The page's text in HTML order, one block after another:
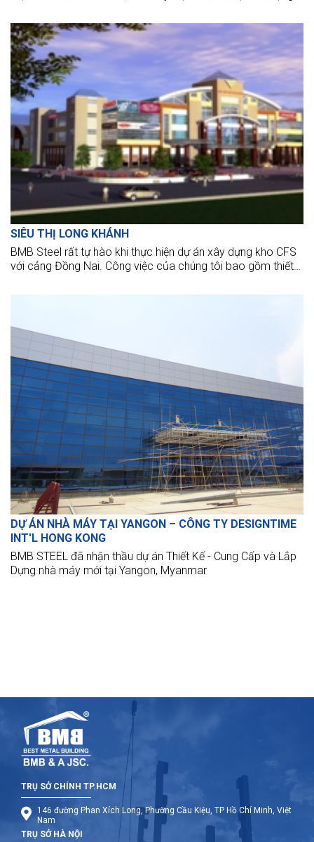
SIÊU THỊ LONG KHÁNH
BMB Steel rất tự hào khi thực hiện dự án xây dựng kho CFS
với cảng Đồng Nai. Công việc của chúng tôi bao gồm thiết
DỰ ÁN NHÀ MÁY TẠI YANGON – CÔNG TY DESIGNTIME
INT'L HONG KONG
BMB STEEL đã nhận thầu dự án Thiết Kế - Cung Cấp và Lắp
Dựng nhà máy mới tại Yangon, Myanmar
TRỤ SỞ CHÍNH TP.HCM
146 đường Phan Xích Long, Phường Cầu Kiệu, TP Hồ Chí Minh, Việt
Nam
TRỤ SỞ HÀ NỘI